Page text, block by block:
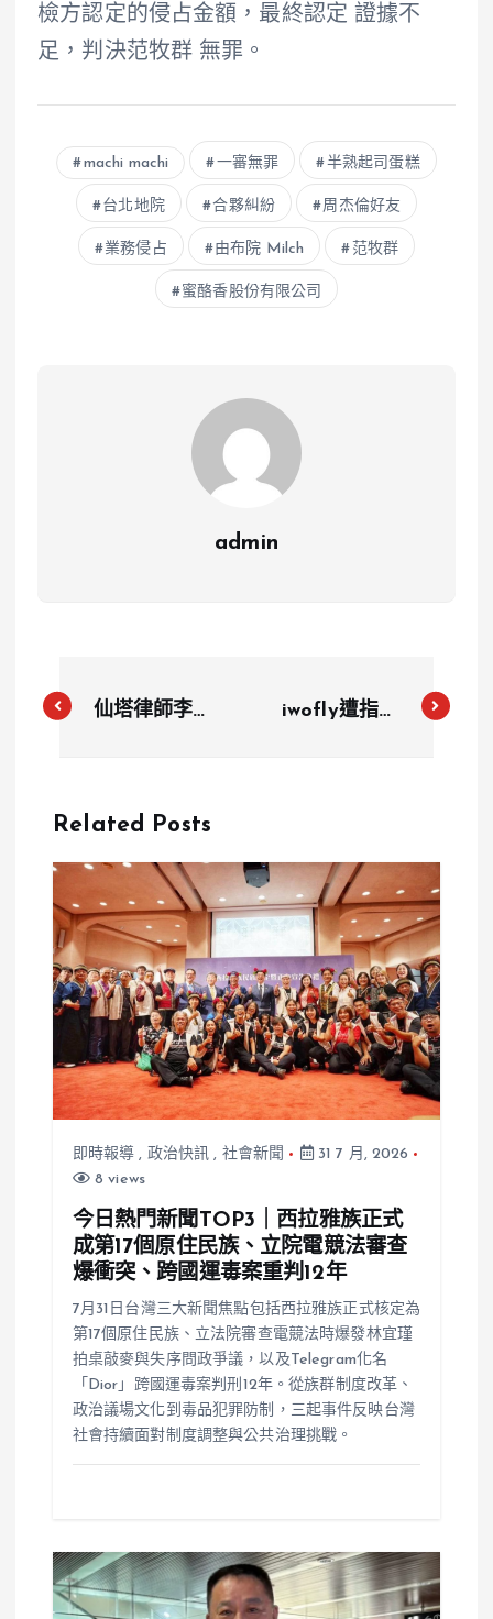
檢方認定的侵占金額，最終認定 證據不
足，判決范牧群 無罪。
machi machi 一審無罪 半熟起司蛋糕
台北地院 合夥糾紛 周杰倫好友
業務侵占 由布院 Milch 范牧群
蜜酪香股份有限公司
admin
仙塔律師李宜
團成員』遭網
洗錢求刑1年
iwofly遭指機
影片
Related Posts
即時報導 , 政治快訊 , 社會新聞
31 7 月, 2026
8 views
今日熱門新聞TOP3｜西拉雅族正式
成第17個原住民族、立院電競法審查
爆衝突、跨國運毒案重判12年
7月31日台灣三大新聞焦點包括西拉雅族正式核定為
第17個原住民族、立法院審查電競法時爆發林宜瑾
拍桌敲麥與失序問政爭議，以及Telegram化名
「Dior」跨國運毒案判刑12年。從族群制度改革、
政治議場文化到毒品犯罪防制，三起事件反映台灣
社會持續面對制度調整與公共治理挑戰。